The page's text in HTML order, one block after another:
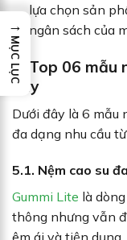
lựa chọn sản
ngân sách của
5. Top 06 mẫu
nay
Dưới đây là 6 mẫu
đa dạng nhu cầu
5.1. Nệm cao su
Gummi Lite là
thông nhưng vẫn
→
MỤC LỤC